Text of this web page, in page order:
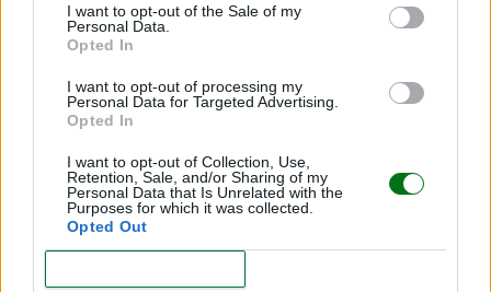
I want to opt-out of the Sale of my
Personal Data.
Opted In
I want to opt-out of processing my
Personal Data for Targeted Advertising.
Opted In
I want to opt-out of Collection, Use,
Retention, Sale, and/or Sharing of my
Personal Data that Is Unrelated with the
Purposes for which it was collected.
Opted Out
Cordón umbilical: cuándo es posible la donación
LEER